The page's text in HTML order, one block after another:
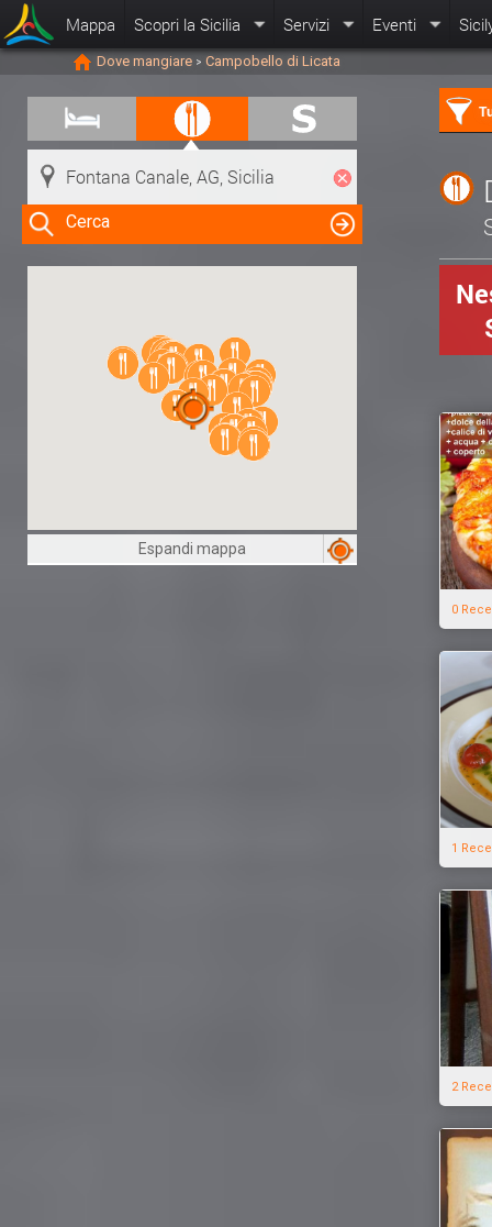
Mappa Scopri la Sicilia Servizi Eventi
Dove mangiare > Campobello di Licata
Cerca
Clicca su una risorsa nella mappa
per visualizzare le informazioni
Espandi mappa
0
1
2